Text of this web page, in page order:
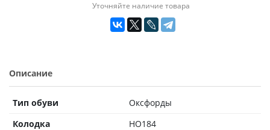
Уточняйте наличие товара
Описание
Тип обуви
Оксфорды
Колодка
HO184